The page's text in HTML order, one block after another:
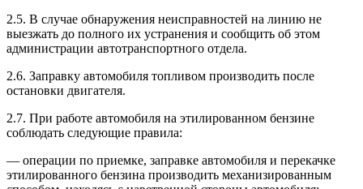
2.5. В случае обнаружения неисправностей на линию не
выезжать до полного их устранения и сообщить об этом
администрации автотранспортного отдела.
2.6. Заправку автомобиля топливом производить после
остановки двигателя.
2.7. При работе автомобиля на этилированном бензине
соблюдать следующие правила:
— операции по приемке, заправке автомобиля и перекачке
этилированного бензина производить механизированным